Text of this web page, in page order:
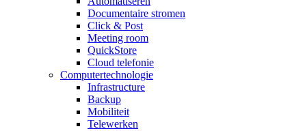
Documentaire stromen
Click & Post
Meeting room
QuickStore
Cloud telefonie
Computertechnologie
Infrastructure
Backup
Mobiliteit
Telewerken